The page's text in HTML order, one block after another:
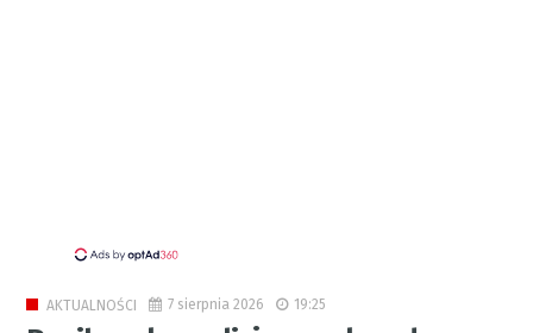
AKTUALNOŚCI 7 sierpnia 2026 19:25